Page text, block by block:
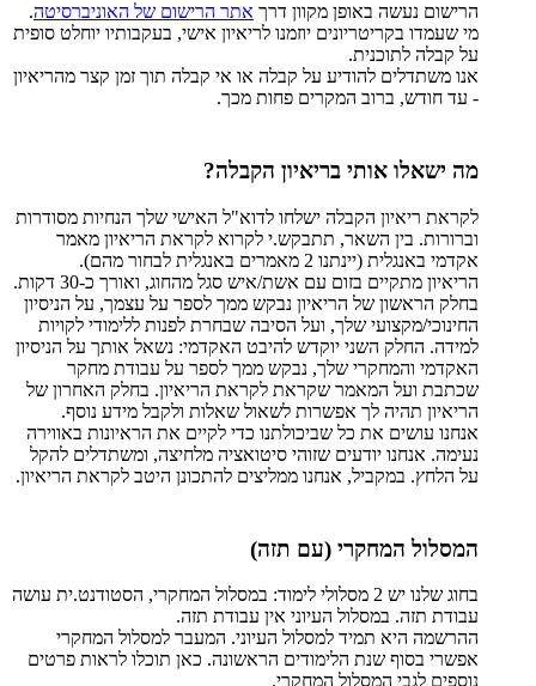
הרישום נעשה באופן מקוון דרך אתר הרישום של האוניברסיטה.
מי שעמדו בקריטריונים יוזמנו לריאיון אישי, בעקבותיו יוחלט סופית
על קבלה לתוכנית.
אנו משתדלים להודיע על קבלה או אי קבלה תוך זמן קצר מהריאיון
- עד חודש, ברוב המקרים פחות מכך.
מה ישאלו אותי בריאיון הקבלה?
לקראת ריאיון הקבלה ישלחו לדוא"ל האישי שלך הנחיות מסודרות
וברורות. בין השאר, תתבקש.י לקרוא לקראת הריאיון מאמר
אקדמי באנגלית (יינתנו 2 מאמרים באנגלית לבחור מהם).
הריאיון מתקיים בזום עם אשת/איש סגל מהחוג, ואורך כ-30 דקות.
בחלק הראשון של הריאיון נבקש ממך לספר על עצמך, על הניסיון
החינוכי/מקצועי שלך, ועל הסיבה שבחרת לפנות ללימודי לקויות
למידה. החלק השני יוקדש להיבט האקדמי: נשאל אותך על הניסיון
האקדמי והמחקרי שלך, נבקש ממך לספר על עבודת מחקר
שכתבת ועל המאמר שקראת לקראת הריאיון. בחלק האחרון של
הריאיון תהיה לך אפשרות לשאול שאלות ולקבל מידע נוסף.
אנחנו עושים את כל שביכולתנו כדי לקיים את הראיונות באווירה
נעימה. אנחנו יודעים שזוהי סיטואציה מלחיצה, ומשתדלים להקל
על הלחץ. במקביל, אנחנו ממליצים להתכונן היטב לקראת הריאיון.
המסלול המחקרי (עם תזה)
בחוג שלנו יש 2 מסלולי לימוד: במסלול המחקרי, הסטודנט.ית עושה
עבודת תזה. במסלול העיוני אין עבודת תזה.
ההרשמה היא תמיד למסלול העיוני. המעבר למסלול המחקרי
אפשרי בסוף שנת הלימודים הראשונה. כאן תוכלו לראות פרטים
נוספים לגבי המסלול המחקרי.